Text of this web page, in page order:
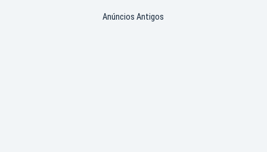
Anúncios Antigos